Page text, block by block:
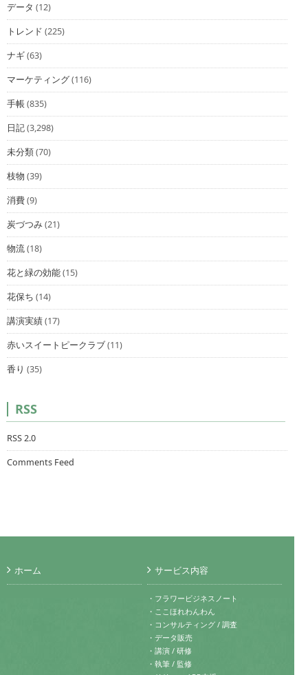
データ (12)
トレンド (225)
ナギ(63)
マーケティング(116)
手帳(835)
日記(3,298)
未分類(70)
枝物 (39)
消費(9)
炭づつみ(21)
物流(18)
花と緑の効能(15)
花保ち (14)
講演実績(17)
赤いスイートピークラブ(11)
香り (35)
RSS
RSS 2.0
Comments Feed
ホーム サービス内容
・フラワービジネスノート
・ここほれわんわん
・コンサルティング / 調査
・データ販売
・講演 / 研修
・執筆 / 監修